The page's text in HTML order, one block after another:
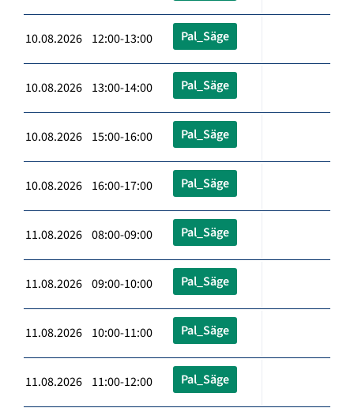
10.08.2026 12:00-13:00 Pal_Säge
10.08.2026 13:00-14:00 Pal_Säge
10.08.2026 15:00-16:00 Pal_Säge
10.08.2026 16:00-17:00 Pal_Säge
11.08.2026 08:00-09:00 Pal_Säge
11.08.2026 09:00-10:00 Pal_Säge
11.08.2026 10:00-11:00 Pal_Säge
11.08.2026 11:00-12:00 Pal_Säge